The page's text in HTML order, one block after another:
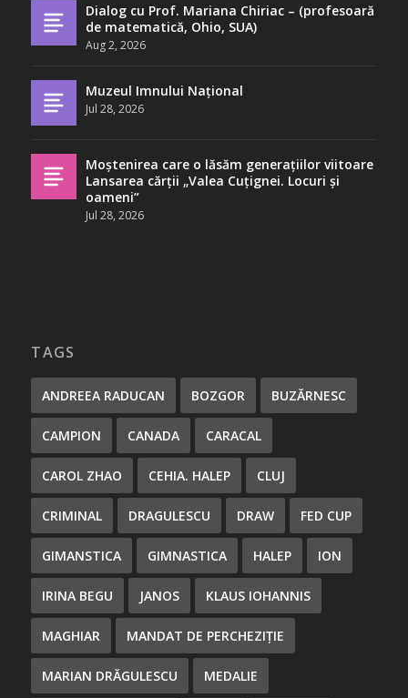
Dialog cu Prof. Mariana Chiriac – (profesoară
de matematică, Ohio, SUA)
Aug 2, 2026
Muzeul Imnului Național
Jul 28, 2026
Moștenirea care o lăsăm generațiilor viitoare
Lansarea cărții „Valea Cuțignei. Locuri și
oameni”
Jul 28, 2026
TAGS
ANDREEA RADUCAN BOZGOR BUZĂRNESC
CAMPION CANADA CARACAL
CAROL ZHAO CEHIA. HALEP CLUJ
CRIMINAL DRAGULESCU DRAW FED CUP
GIMANSTICA GIMNASTICA HALEP ION
IRINA BEGU JANOS KLAUS IOHANNIS
MAGHIAR MANDAT DE PERCHEZIȚIE
MARIAN DRĂGULESCU MEDALIE